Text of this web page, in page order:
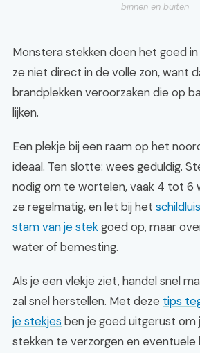
binnen en buiten
Monstera stekken doen het goed
ze niet direct in de volle zon, want
brandplekken veroorzaken die op
lijken.
Een plekje bij een raam op het
ideaal. Ten slotte: wees geduldig.
nodig om te wortelen, vaak 4 tot 6
ze regelmatig, en let bij het
stam van je stekgoed op, maar
water of bemesting.
Als je een vlekje ziet, handel snel
zal snel herstellen. Met deze tips
je stekjes ben je goed uitgerust om
stekken te verzorgen en eventuele